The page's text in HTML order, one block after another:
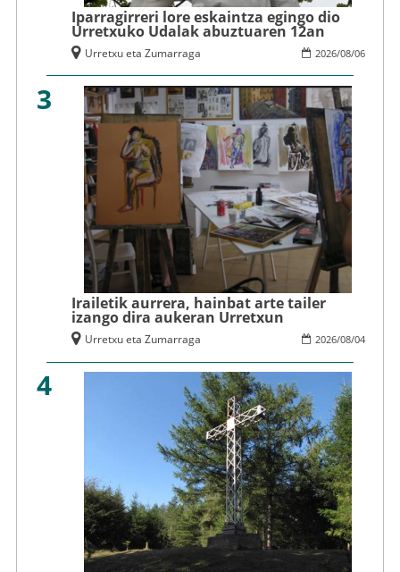
Iparragirreri lore eskaintza egingo dio
Urretxuko Udalak abuztuaren 12an
2026/08/06
Urretxu eta Zumarraga
3
Irailetik aurrera, hainbat arte tailer
izango dira aukeran Urretxun
2026/08/04
Urretxu eta Zumarraga
4